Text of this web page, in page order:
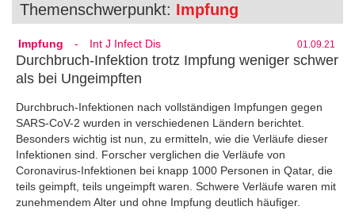
Themenschwerpunkt: Impfung
Impfung - Int J Infect Dis 01.09.21
Durchbruch-Infektion trotz Impfung weniger schwer
als bei Ungeimpften
Durchbruch-Infektionen nach vollständigen Impfungen gegen
SARS-CoV-2 wurden in verschiedenen Ländern berichtet.
Besonders wichtig ist nun, zu ermitteln, wie die Verläufe dieser
Infektionen sind. Forscher verglichen die Verläufe von
Coronavirus-Infektionen bei knapp 1000 Personen in Qatar, die
teils geimpft, teils ungeimpft waren. Schwere Verläufe waren mit
zunehmendem Alter und ohne Impfung deutlich häufiger.